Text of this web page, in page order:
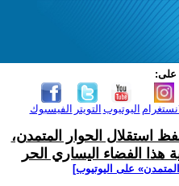
على:
الفيسبوك التويتر اليوتيوب
استقلال الحوار المتمدن،
الفضاء اليساري الحر
على اليوتيوب]